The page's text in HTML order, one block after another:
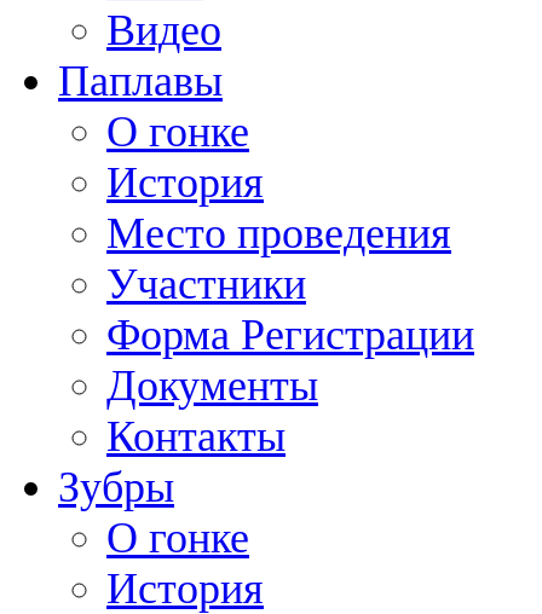
Видео
Паплавы
О гонке
История
Место проведения
Участники
Форма Регистрации
Документы
Контакты
Зубры
О гонке
История